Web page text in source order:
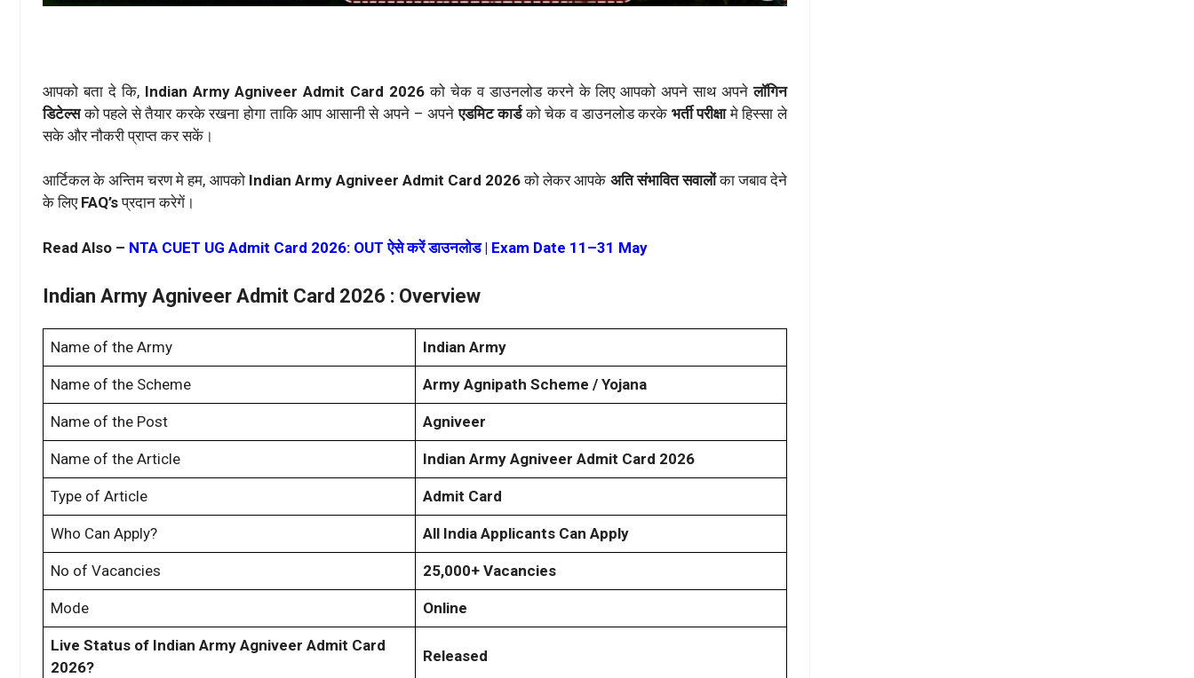
आपको बता दे कि, Indian Army Agniveer Admit Card 2026 को चेक व डाउनलोड करने के लिए आपको अपने साथ अपने लॉगिन
डिटेल्सको पहले से तैयार करके रखना होगा ताकि आप आसानी से अपने – अपने एडमिट कार्डको चेक व डाउनलोड करके भर्ती परीक्षामे हिस्सा ले
सके और नौकरी प्राप्त कर सकें।
आर्टिकल के अन्तिम चरण मे हम, आपको Indian Army Agniveer Admit Card 2026को लेकर आपके अति संभावित सवालोंका जबाव देने
के लिए FAQ’sप्रदान करेगें।
Read Also – NTA CUET UG Admit Card 2026: OUT ऐसे करें डाउनलोड | Exam Date 11–31 May
Indian Army Agniveer Admit Card 2026 : Overview
Name of the Army Indian Army
Name of the Scheme Army Agnipath Scheme / Yojana
Name of the Post Agniveer
Name of the Article Indian Army Agniveer Admit Card 2026
Type of Article Admit Card
Who Can Apply? All India Applicants Can Apply
No of Vacancies 25,000+ Vacancies
Mode Online
Live Status of Indian Army Agniveer Admit Card
2026?
Released